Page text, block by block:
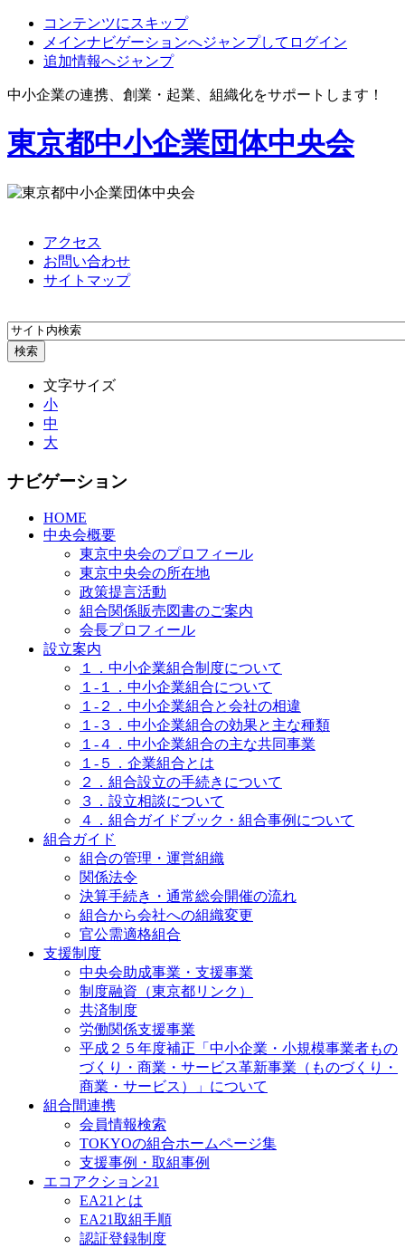
コンテンツにスキップ
メインナビゲーションへジャンプしてログイン
追加情報へジャンプ
中小企業の連携、創業・起業、組織化をサポートします！
東京都中小企業団体中央会
アクセス
お問い合わせ
サイトマップ
文字サイズ
小
中
大
ナビゲーション
HOME
中央会概要
東京中央会のプロフィール
東京中央会の所在地
政策提言活動
組合関係販売図書のご案内
会長プロフィール
設立案内
１．中小企業組合制度について
１-１．中小企業組合について
１-２．中小企業組合と会社の相違
１-３．中小企業組合の効果と主な種類
１-４．中小企業組合の主な共同事業
１-５．企業組合とは
２．組合設立の手続きについて
３．設立相談について
４．組合ガイドブック・組合事例について
組合ガイド
組合の管理・運営組織
関係法令
決算手続き・通常総会開催の流れ
組合から会社への組織変更
官公需適格組合
支援制度
中央会助成事業・支援事業
制度融資（東京都リンク）
共済制度
労働関係支援事業
平成２５年度補正「中小企業・小規模事業者もの
づくり・商業・サービス革新事業（ものづくり・
商業・サービス）」について
組合間連携
会員情報検索
TOKYOの組合ホームページ集
支援事例・取組事例
エコアクション21
EA21とは
EA21取組手順
認証登録制度